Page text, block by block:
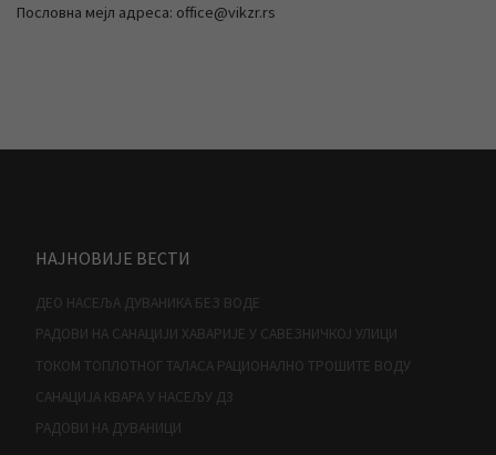
Пословна мејл адреса: office@vikzr.rs
НАЈНОВИЈЕ ВЕСТИ
ДЕО НАСЕЉА ДУВАНИКА БЕЗ ВОДЕ
РАДОВИ НА САНАЦИЈИ ХАВАРИЈЕ У САВЕЗНИЧКОЈ УЛИЦИ
ТОКОМ ТОПЛОТНОГ ТАЛАСА РАЦИОНАЛНО ТРОШИТЕ ВОДУ
САНАЦИЈА КВАРА У НАСЕЉУ Д3
РАДОВИ НА ДУВАНИЦИ